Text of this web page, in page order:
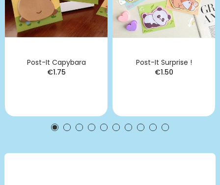
Post-It Capybara
€1.75
Post-It Surprise !
€1.50